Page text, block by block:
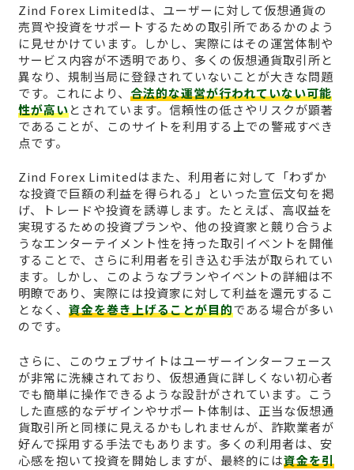
Zind Forex Limitedは、ユーザーに対して仮想通貨の
売買や投資をサポートするための取引所であるかのよう
に見せかけています。しかし、実際にはその運営体制や
サービス内容が不透明であり、多くの仮想通貨取引所と
異なり、規制当局に登録されていないことが大きな問題
です。これにより、 合法的な運営が行われていない可能
性が高いとされています。信頼性の低さやリスクが顕著
であることが、このサイトを利用する上での警戒すべき
点です。
Zind Forex Limitedはまた、利用者に対して「わずか
な投資で巨額の利益を得られる」といった宣伝文句を掲
げ、トレードや投資を誘導します。たとえば、高収益を
実現するための投資プランや、他の投資家と競り合うよ
うなエンターテイメント性を持った取引イベントを開催
することで、さらに利用者を引き込む手法が取られてい
ます。しかし、このようなプランやイベントの詳細は不
明瞭であり、実際には投資家に対して利益を還元するこ
となく、 資金を巻き上げることが目的である場合が多い
のです。
さらに、このウェブサイトはユーザーインターフェース
が非常に洗練されており、仮想通貨に詳しくない初心者
でも簡単に操作できるような設計がされています。こう
した直感的なデザインやサポート体制は、正当な仮想通
貨取引所と同様に見えるかもしれませんが、詐欺業者が
好んで採用する手法でもあります。多くの利用者は、安
心感を抱いて投資を開始しますが、最終的には資金を引